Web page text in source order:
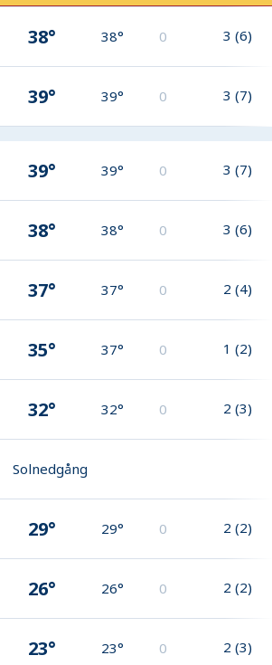
38° 38° 0 3 (6)
39° 39° 0 3 (7)
39° 39° 0 3 (7)
38° 38° 0 3 (6)
37° 37° 0 2 (4)
35° 37° 0 1 (2)
32° 32° 0 2 (3)
Solnedgång
29° 29° 0 2 (2)
26° 26° 0 2 (2)
23° 23° 0 2 (3)